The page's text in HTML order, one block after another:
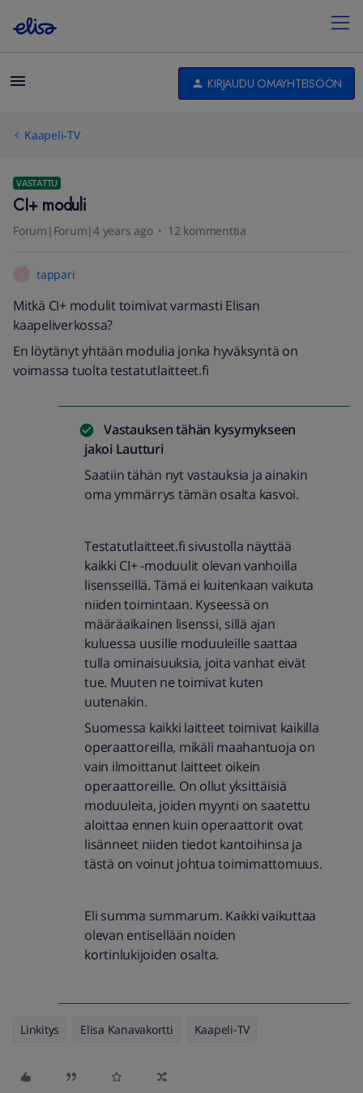
KIRJAUDU OMAYHTEISÖÖN
Kaapeli-TV
VASTATTU
CI+ moduli
Forum|Forum|4 years ago 12 kommenttia
tappari
Mitkä CI+ modulit toimivat varmasti Elisan
kaapeliverkossa?
En löytänyt yhtään modulia jonka hyväksyntä on
voimassa tuolta testatutlaitteet.fi
Vastauksen tähän kysymykseen
jakoi Lautturi
Saatiin tähän nyt vastauksia ja ainakin
oma ymmärrys tämän osalta kasvoi.
Testatutlaitteet.fi sivustolla näyttää
kaikki CI+ -moduulit olevan vanhoilla
lisensseillä. Tämä ei kuitenkaan vaikuta
niiden toimintaan. Kyseessä on
määräaikainen lisenssi, sillä ajan
kuluessa uusille moduuleille saattaa
tulla ominaisuuksia, joita vanhat eivät
tue. Muuten ne toimivat kuten
uutenakin.
Suomessa kaikki laitteet toimivat kaikilla
operaattoreilla, mikäli maahantuoja on
vain ilmoittanut laitteet oikein
operaattoreille. On ollut yksittäisiä
moduuleita, joiden myynti on saatettu
aloittaa ennen kuin operaattorit ovat
lisänneet niiden tiedot kantoihinsa ja
tästä on voinut johtua toimimattomuus.
Eli summa summarum. Kaikki vaikuttaa
olevan entisellään noiden
kortinlukijoiden osalta.
Linkitys Elisa Kanavakortti Kaapeli-TV